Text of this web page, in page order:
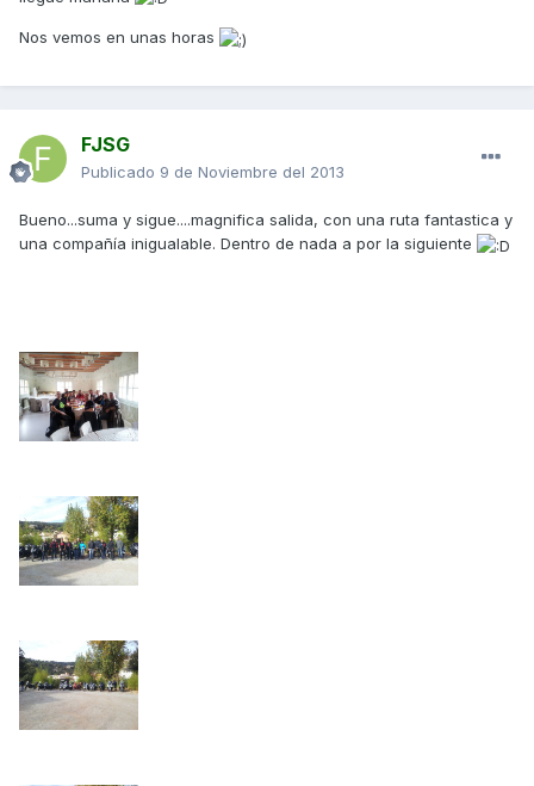
Nos vemos en unas horas
FJSG
Publicado 9 de Noviembre del 2013
Bueno...suma y sigue....magnifica salida, con una ruta fantastica y
una compañía inigualable. Dentro de nada a por la siguiente